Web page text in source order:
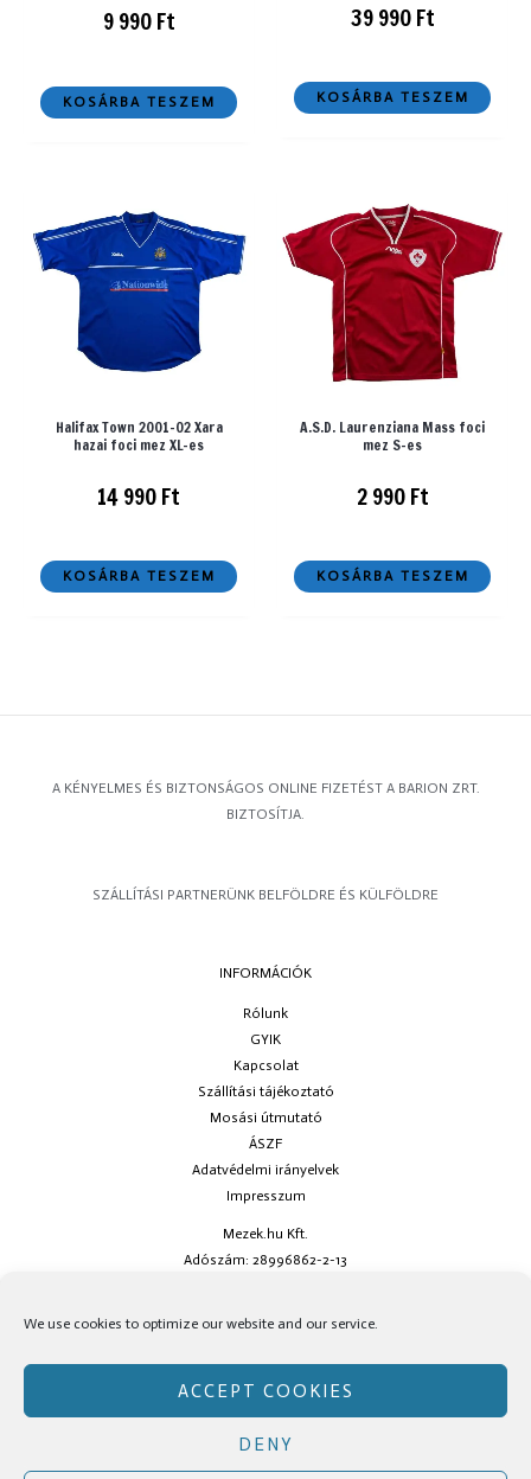
We use cookies to optimize our website and our service.
ACCEPT COOKIES
DENY
9 990Ft
KOSÁRBA TESZEM
39 990Ft
KOSÁRBA TESZEM
Halifax Town 2001-02 Xara
hazai foci mez XL-es
14 990Ft
KOSÁRBA TESZEM
A.S.D. Laurenziana Mass foci
mez S-es
2 990Ft
KOSÁRBA TESZEM
A KÉNYELMES ÉS BIZTONSÁGOS ONLINE FIZETÉST A BARION ZRT.
BIZTOSÍTJA.
SZÁLLÍTÁSI PARTNERÜNK BELFÖLDRE ÉS KÜLFÖLDRE
INFORMÁCIÓK
Rólunk
GYIK
Kapcsolat
Szállítási tájékoztató
Mosási útmutató
ÁSZF
Adatvédelmi irányelvek
Impresszum
Mezek.hu Kft.
Adószám: 28996862-2-13
social oldalainkon!
Copyright © Mezek.hu 2026 Mezek.hu